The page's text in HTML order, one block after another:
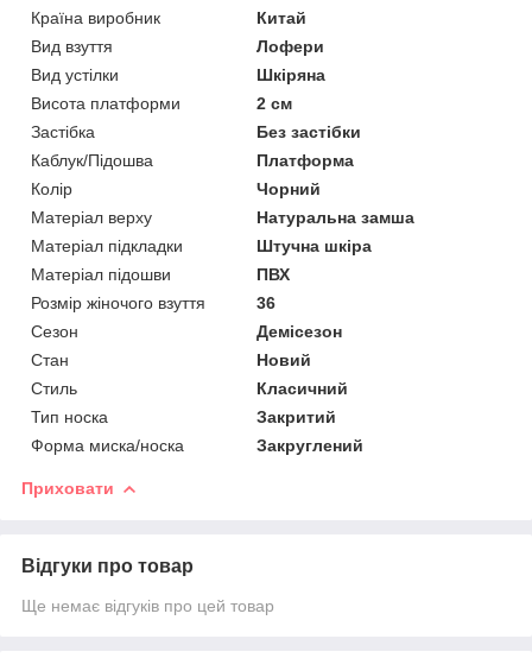
Країна виробник
Китай
Вид взуття
Лофери
Вид устілки
Шкіряна
Висота платформи
2 см
Застібка
Без застібки
Каблук/Підошва
Платформа
Колір
Чорний
Матеріал верху
Натуральна замша
Матеріал підкладки
Штучна шкіра
Матеріал підошви
ПВХ
Розмір жіночого взуття
36
Сезон
Демісезон
Стан
Новий
Стиль
Класичний
Тип носка
Закритий
Форма миска/носка
Закруглений
Приховати
Відгуки про товар
Ще немає відгуків про цей товар